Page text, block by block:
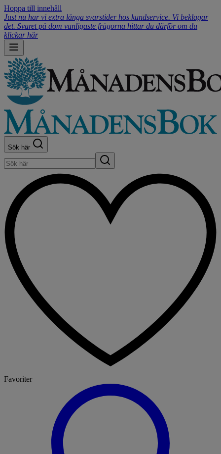
Hoppa till innehåll
Just nu har vi extra långa svarstider hos kundservice. Vi beklagar
det. Svaret på dom vanligaste frågorna hittar du därför om du
klickar här
Sök här
Favoriter